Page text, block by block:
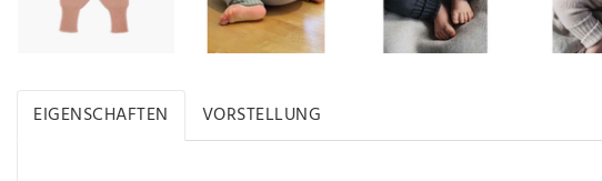
EIGENSCHAFTEN VORSTELLUNG